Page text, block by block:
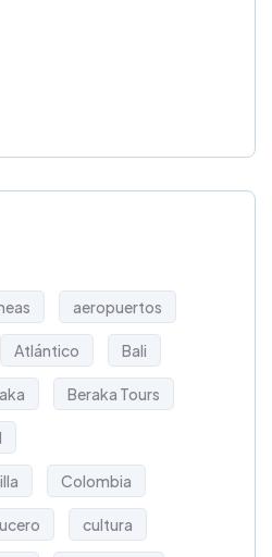
aeropuertos
Atlántico Bali
Beraka Tours
Colombia
cultura